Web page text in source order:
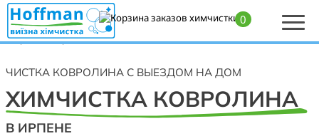
0
Главная>Химчистка ковролина в Ирпене — профессиональная чистка
ковровых покрытий на выезд
ЧИСТКА КОВРОЛИНА С ВЫЕЗДОМ НА ДОМ
ХИМЧИСТКА КОВРОЛИНА
В ИРПЕНЕ